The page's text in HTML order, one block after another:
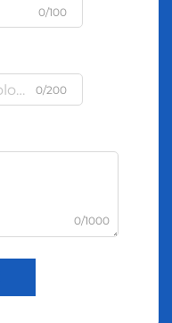
0/100
0/200
0/1000